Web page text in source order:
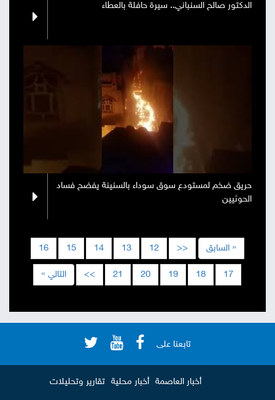
الدكتور صالح السنباني.. سيرة حافلة بالعطاء
حريق ضخم لمستودع سوق سوداء بالسنينة يفضح فساد
الحوثيين
« السابق <<
12
13
14
15
16
17
18
19
20
21
>> التالي »
تابعنا على
أخبار العاصمة أخبار محلية تقارير وتحليلات